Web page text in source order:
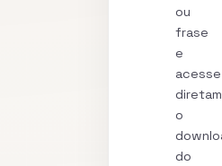
ou
frase
e
acesse
o
do